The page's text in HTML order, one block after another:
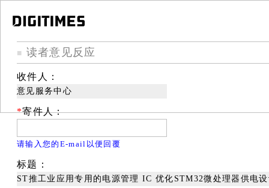
■ 读者意见反应
收件人：
意见服务中心
*寄件人：
请输入您的E-mail以便回覆
标题：
ST推工业应用专用的电源管理 IC 优化STM32微处理器供电